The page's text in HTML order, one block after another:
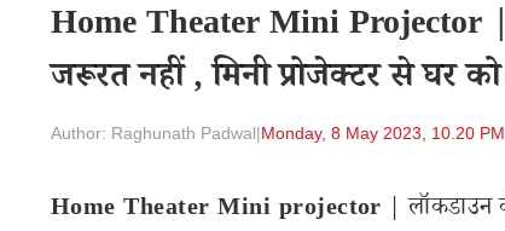
Home Theater Mini
जरूरत नहीं , मिनी प्रोजेक्टर से घर
Author: Raghunath Padwal|Monday, 8 May 2023, 10.20 PM
Home Theater Mini projector | लॉकडाउन